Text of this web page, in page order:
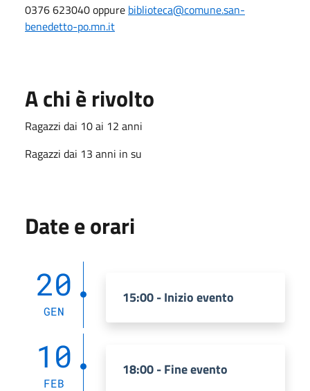
0376 623040 oppure biblioteca@comune.san-
benedetto-po.mn.it
A chi è rivolto
Ragazzi dai 10 ai 12 anni
Ragazzi dai 13 anni in su
Date e orari
20
GEN
15:00 - Inizio evento
10
FEB
18:00 - Fine evento